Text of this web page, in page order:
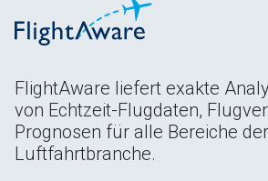
FlightAware liefert exakte
von Echtzeit-Flugdaten,
Prognosen für alle Bereiche der
Luftfahrtbranche.